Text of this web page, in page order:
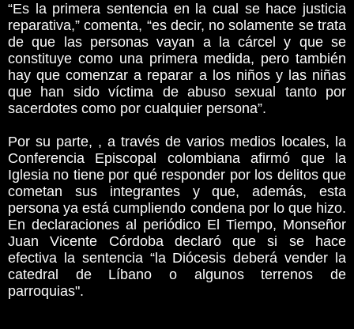
“Es la primera sentencia en la cual se hace justicia
reparativa,” comenta, “es decir, no solamente se trata
de que las personas vayan a la cárcel y que se
constituye como una primera medida, pero también
hay que comenzar a reparar a los niños y las niñas
que han sido víctima de abuso sexual tanto por
sacerdotes como por cualquier persona”.
Por su parte, , a través de varios medios locales, la
Conferencia Episcopal colombiana afirmó que la
Iglesia no tiene por qué responder por los delitos que
cometan sus integrantes y que, además, esta
persona ya está cumpliendo condena por lo que hizo.
En declaraciones al periódico El Tiempo, Monseñor
Juan Vicente Córdoba declaró que si se hace
efectiva la sentencia “la Diócesis deberá vender la
catedral de Líbano o algunos terrenos de
parroquias".